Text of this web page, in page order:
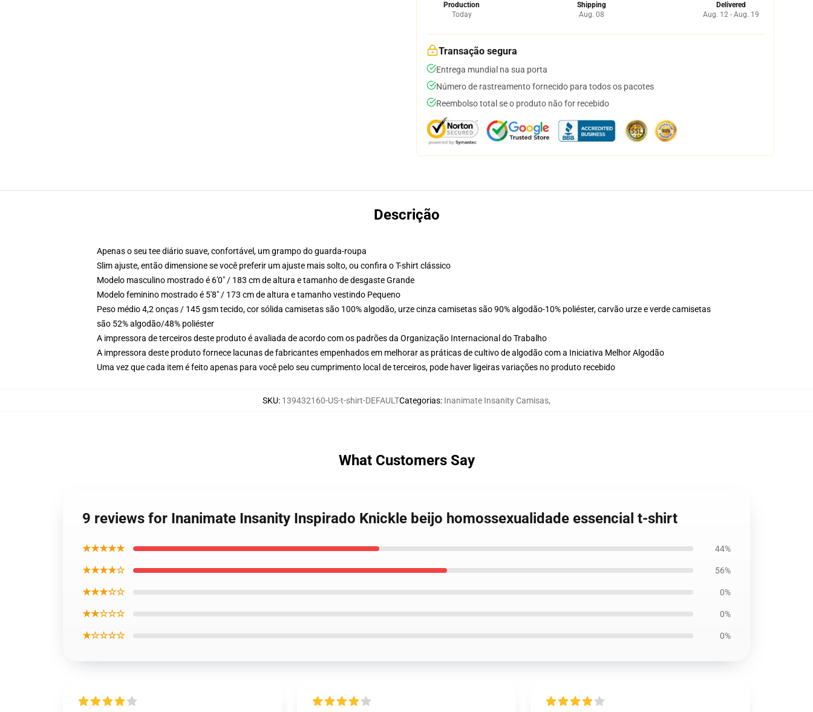
Production
Today
Shipping
Aug. 08
Delivered
Aug. 12 - Aug. 19
Transação segura
Entrega mundial na sua porta
Número de rastreamento fornecido para todos os pacotes
Reembolso total se o produto não for recebido
Descrição
Apenas o seu tee diário suave, confortável, um grampo do guarda-roupa
Slim ajuste, então dimensione se você preferir um ajuste mais solto, ou confira o T-shirt clássico
Modelo masculino mostrado é 6'0" / 183 cm de altura e tamanho de desgaste Grande
Modelo feminino mostrado é 5'8" / 173 cm de altura e tamanho vestindo Pequeno
Peso médio 4,2 onças / 145 gsm tecido, cor sólida camisetas são 100% algodão, urze cinza camisetas são 90% algodão-10% poliéster, carvão urze e verde camisetas
são 52% algodão/48% poliéster
A impressora de terceiros deste produto é avaliada de acordo com os padrões da Organização Internacional do Trabalho
A impressora deste produto fornece lacunas de fabricantes empenhados em melhorar as práticas de cultivo de algodão com a Iniciativa Melhor Algodão
Uma vez que cada item é feito apenas para você pelo seu cumprimento local de terceiros, pode haver ligeiras variações no produto recebido
SKU: 139432160-US-t-shirt-DEFAULTCategorias: Inanimate Insanity Camisas,
What Customers Say
9 reviews for Inanimate Insanity Inspirado Knickle beijo homossexualidade essencial t-shirt
★★★★★ 44%
★★★★☆ 56%
★★★☆☆ 0%
★★☆☆☆ 0%
★☆☆☆☆ 0%